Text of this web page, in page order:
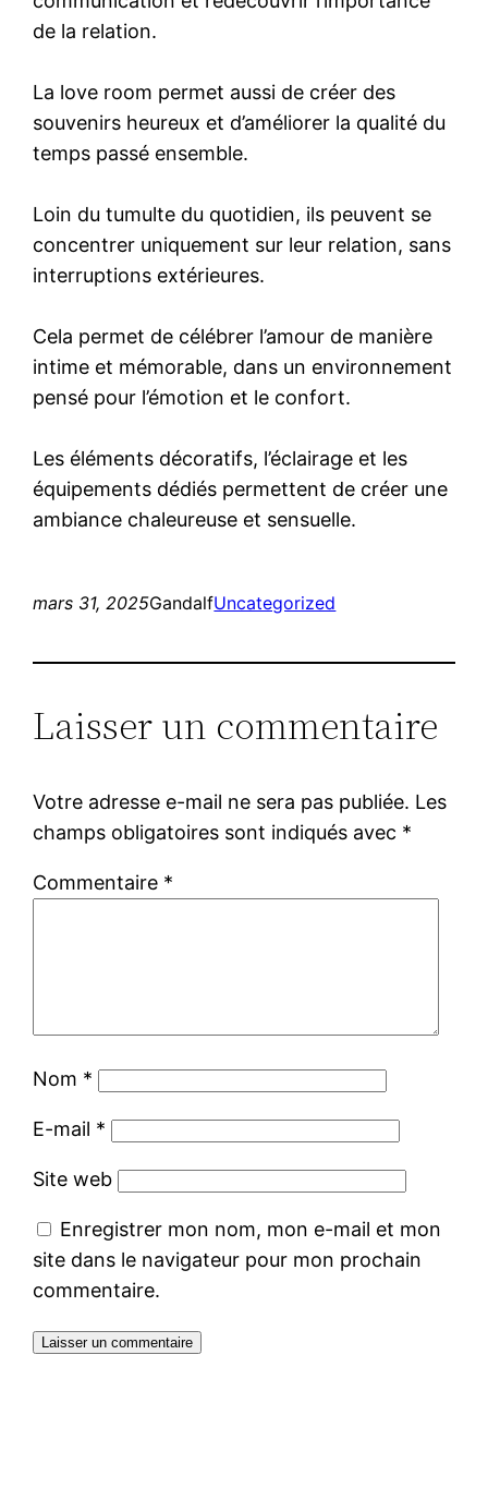
de la relation.
La love room permet aussi de créer des
souvenirs heureux et d’améliorer la qualité du
temps passé ensemble.
Loin du tumulte du quotidien, ils peuvent se
concentrer uniquement sur leur relation, sans
interruptions extérieures.
Cela permet de célébrer l’amour de manière
intime et mémorable, dans un environnement
pensé pour l’émotion et le confort.
Les éléments décoratifs, l’éclairage et les
équipements dédiés permettent de créer une
ambiance chaleureuse et sensuelle.
mars 31, 2025GandalfUncategorized
Laisser un commentaire
Votre adresse e-mail ne sera pas publiée. Les
champs obligatoires sont indiqués avec *
Commentaire *
Nom *
E-mail *
Site web
Enregistrer mon nom, mon e-mail et mon
site dans le navigateur pour mon prochain
commentaire.